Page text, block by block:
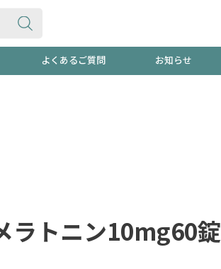
よくあるご質問 お知らせ
ラトニン10mg60錠